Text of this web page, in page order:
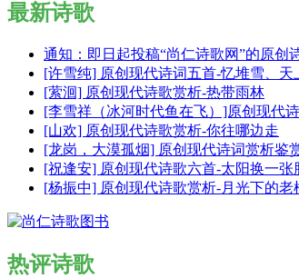
最新诗歌
通知：即日起投稿“尚仁诗歌网”的原创
[许雪纯] 原创现代诗词五首-忆堆雪、
[萦洄] 原创现代诗歌赏析-热带雨林
[李雪祥（冰河时代鱼在飞）]原创现代
[山欢] 原创现代诗歌赏析-你往哪边走
[龙岗，大漠孤烟] 原创现代诗词赏析鉴
[祝逢安] 原创现代诗歌六首-太阳换一
[杨振中] 原创现代诗歌赏析-月光下的老
热评诗歌